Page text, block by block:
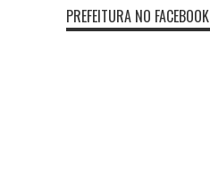
PREFEITURA NO FACEBOOK